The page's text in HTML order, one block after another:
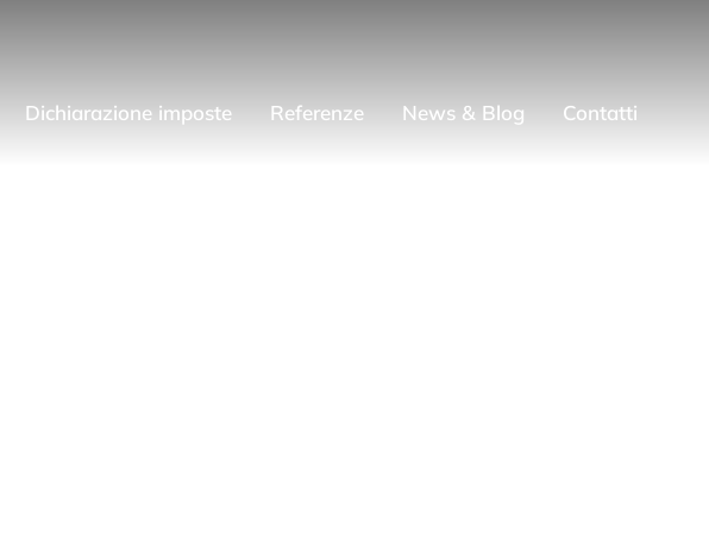
Dichiarazione imposte Referenze News & Blog Contatti